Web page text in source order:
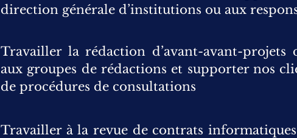
direction générale d’institutions ou aux
Travailler la rédaction d’avant-avant-projets
aux groupes de rédactions et supporter nos
de procédures de consultations
Travailler à la revue de contrats